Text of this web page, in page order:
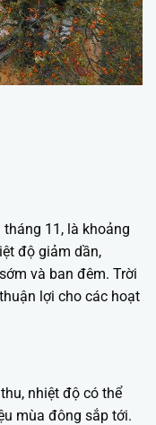
11, là khoảng
độ giảm dần,
và ban đêm. Trời
lợi cho các hoạt
nhiệt độ có thể
mùa đông sắp tới.